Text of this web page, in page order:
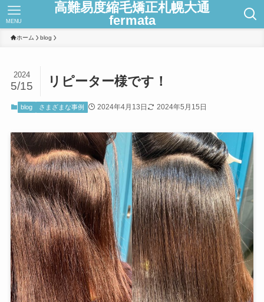
高難易度縮毛矯正札幌大通
fermata
MENU
ホーム blog
リピーター様です！
2024
5/15
blog さまざまな事例 2024年4月13日 2024年5月15日